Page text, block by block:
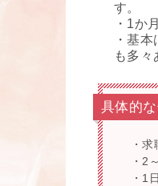
す。
・1か
・基
も多々
具体的
・
・2
・1